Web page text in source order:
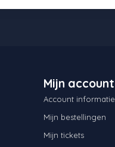
Mijn account
Account informatie
Mijn bestellingen
Mijn tickets